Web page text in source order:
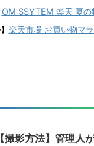
OM SSYTEM 楽天 夏
】 楽天市場 お買い物マ
【撮影方法】管理人